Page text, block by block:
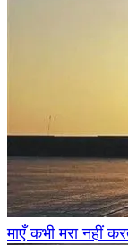
माएँ कभी मरा नहीं